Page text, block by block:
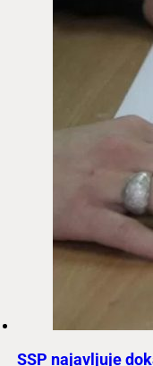
SSP najavljuje